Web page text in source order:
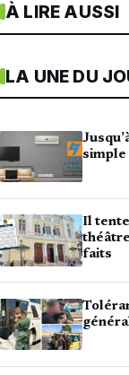
À LIRE AUSSI
LA UNE DU
simple
Il
faits